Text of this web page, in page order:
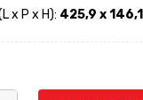
x P x H): 425,9 x